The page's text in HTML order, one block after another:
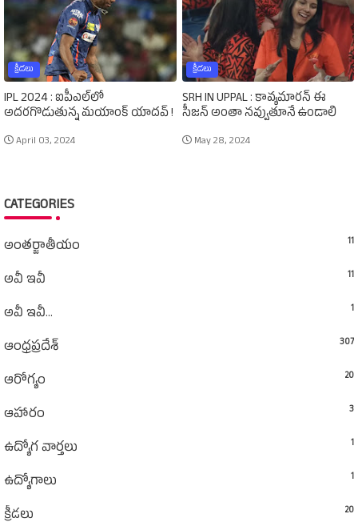
క్రీడలు
IPL 2024 : ఐపీఎల్‌లో
అదరగొడుతున్న మయాంక్‌ యాదవ్‌ !
April 03, 2024
క్రీడలు
SRH IN UPPAL : కావ్యమారన్‌ ఈ
సీజన్‌ అంతా నవ్వుతూనే ఉండాలి
May 28, 2024
CATEGORIES
అంతర్జాతీయం 11
అవీ ఇవీ 11
అవీ ఇవీ... 1
ఆంధ్రప్రదేశ్‌ 307
ఆరోగ్యం 20
ఆహారం 3
ఉద్యోగ వార్తలు 1
ఉద్యోగాలు 1
క్రీడలు 20